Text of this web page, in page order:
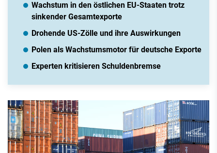
Wachstum in den östlichen EU-Staaten trotz
sinkender Gesamtexporte
Drohende US-Zölle und ihre Auswirkungen
Polen als Wachstumsmotor für deutsche Exporte
Experten kritisieren Schuldenbremse